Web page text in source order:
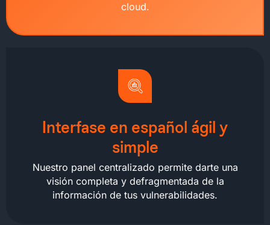
cloud.
Interfase en español ágil y
simple
Nuestro panel centralizado permite darte una
visión completa y defragmentada de la
información de tus vulnerabilidades.